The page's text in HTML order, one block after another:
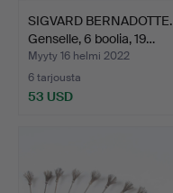
SIGVARD BERNADOTTE.
Genselle, 6 boolia, 19…
Myyty 16 helmi 2022
6 tarjousta
53 USD